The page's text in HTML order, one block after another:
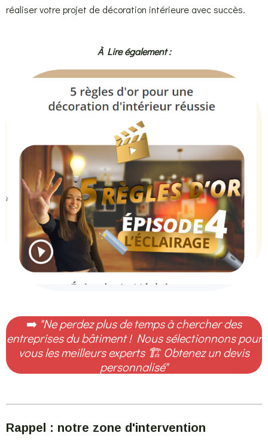
réaliser votre projet de décoration intérieure avec succès.
À Lire également :
➡️ "Ne perdez plus de temps à chercher des
entreprises du bâtiment ! Nous sélectionnons pour
vous les meilleurs experts 🏗️Obtenez un devis
personnalisé"
Rappel : notre zone d'intervention